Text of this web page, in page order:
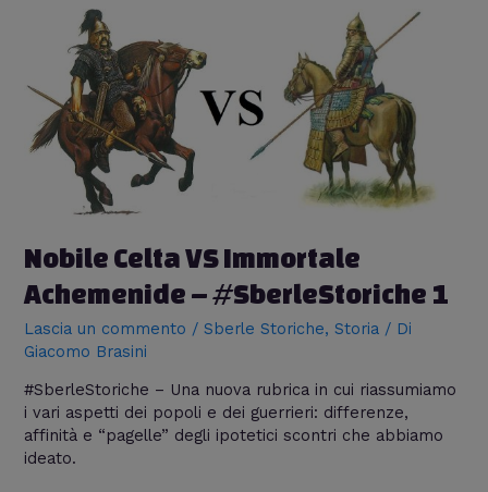
Nobile Celta VS Immortale
Achemenide – #SberleStoriche 1
Lascia un commento /Sberle Storiche,Storia / Di
Giacomo Brasini
#SberleStoriche – Una nuova rubrica in cui riassumiamo
i vari aspetti dei popoli e dei guerrieri: differenze,
affinità e “pagelle” degli ipotetici scontri che abbiamo
ideato.